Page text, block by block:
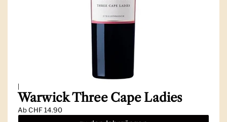
Warwick Three Cape Ladies
AbCHF 14.90